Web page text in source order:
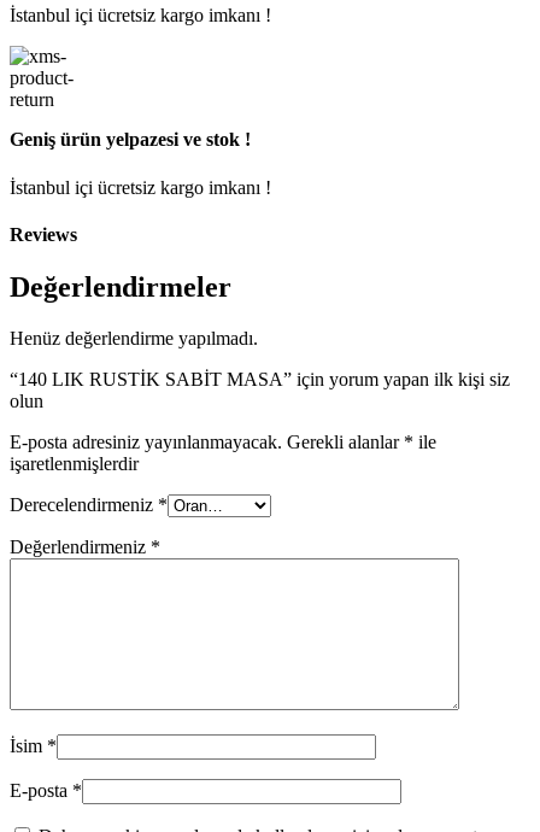
İstanbul içi ücretsiz kargo imkanı !
Geniş ürün yelpazesi ve stok !
İstanbul içi ücretsiz kargo imkanı !
Reviews
Değerlendirmeler
Henüz değerlendirme yapılmadı.
“140 LIK RUSTİK SABİT MASA” için yorum yapan ilk kişi siz
olun
E-posta adresiniz yayınlanmayacak. Gerekli alanlar * ile
işaretlenmişlerdir
Derecelendirmeniz *
Değerlendirmeniz *
İsim *
E-posta *